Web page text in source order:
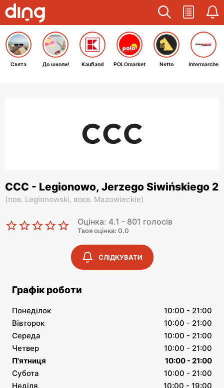
Свята До школи! Kaufland POLOmarket Netto Intermarche
CCC - Legionowo, Jerzego Siwińskiego 2
(пов. Legionowski, воєв. Mazowieckie)
Оцінка: 4.1 - 801 голосів
Твоя оцінка: 0.0
СЛІДКУВАТИ
Графік роботи
Понеділок
10:00 - 21:00
Вівторок
10:00 - 21:00
Середа
10:00 - 21:00
Четвер
10:00 - 21:00
П'ятниця
10:00 - 21:00
Субота
10:00 - 21:00
Неділя
10:00 - 19:00